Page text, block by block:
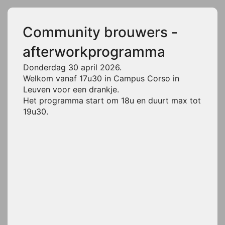
Community brouwers -
afterworkprogramma
Donderdag 30 april 2026.
Welkom vanaf 17u30 in Campus Corso in
Leuven voor een drankje.
Het programma start om 18u en duurt max tot
19u30.